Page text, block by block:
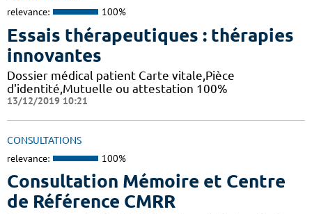
relevance: 100%
Essais thérapeutiques : thérapies
innovantes
Dossier médical patient Carte vitale,Pièce
d'identité,Mutuelle ou attestation 100%
13/12/2019 10:21
CONSULTATIONS
relevance: 100%
Consultation Mémoire et Centre
de Référence CMRR